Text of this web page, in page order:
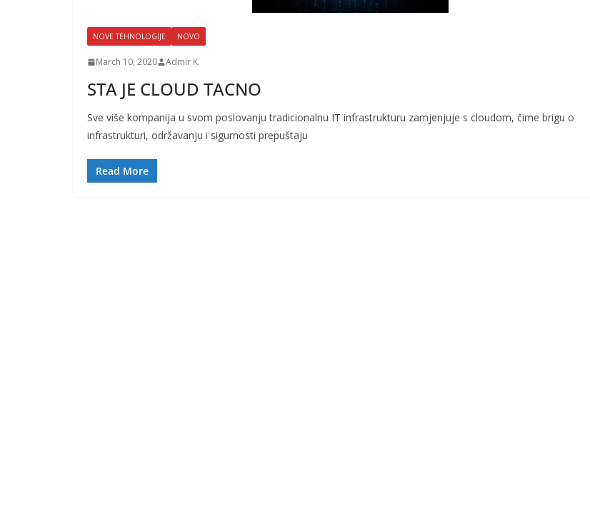
NOVE TEHNOLOGIJE NOVO
March 10, 2020 Admir K.
STA JE CLOUD TACNO
Sve više kompanija u svom poslovanju tradicionalnu IT infrastrukturu zamjenjuje s cloudom, čime brigu o
infrastrukturi, održavanju i sigurnosti prepuštaju
Read More